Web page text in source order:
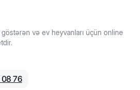
göstərən və ev heyvanları üçün online
76